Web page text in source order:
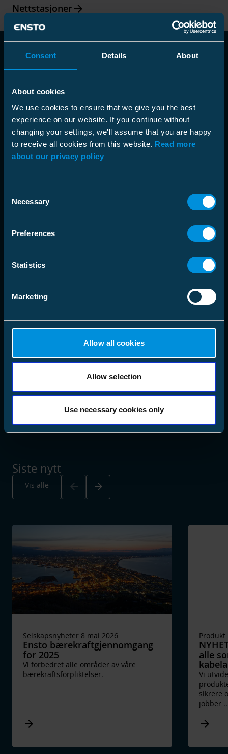
Consent Details About
About cookies
We use cookies to ensure that we give you the best
experience on our website. If you continue without
changing your settings, we'll assume that you are happy
to receive all cookies from this website. Read more
about our privacy policy
Selection
Necessary
Preferences
Statistics
Marketing
Allow all cookies
Allow selection
Use necessary cookies only
Nettstasjoner Arrow_forward
Global oppvarming, ekstreme værforhold, økende
robuste elektriske infrastrukturer. Våre innovative
løsninger tilpasser seg disse utfordringene og bekjemper
klimaendringer, og gir bærekraftige, langsiktige svar.
Utforsk våre bærekraftige løsninger
Siste nytt
Vis alle Arrow_back Arrow_forward
Selskapsnyheter 8 mai 2026
Ensto bærekraftgjennomgang
for 2025
Vi forbedret alle områder av våre
bærekraftsforpliktelser.
Arrow_forward
Produkt
alle
Vi
sikrere
jobber
Arrow_forward